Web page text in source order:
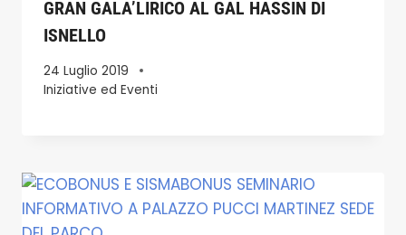
GRAN GALA’LIRICO AL GAL HASSIN DI
ISNELLO
24 Luglio 2019
Iniziative ed Eventi